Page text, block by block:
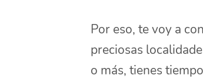
Por eso, te voy a
preciosas
o más, tienes